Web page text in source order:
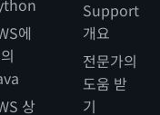
에
상
Support
개요
전문가의
도움 받
기